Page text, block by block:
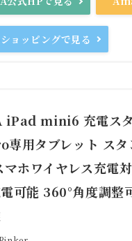
ョッピングで見る
iPad mini6 充電ス
専用タブレット ス
ホワイヤレス充電
可能 360°角度調整